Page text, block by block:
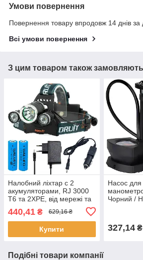
Умови повернення
Повернення товару впродовж 14 днів за
Всі умови повернення
З цим товаром також замовляють
Налобний ліхтар с 2
акумуляторами, RJ 3000
Т6 та 2XPE, від мережі та
Акумуляторний ліхтарик
на голову
440,41 ₴ 629,16 ₴
Купити
Насос для
Чорний /
327,14₴
Подібні товари компанії